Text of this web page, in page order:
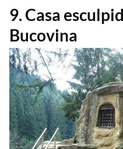
9. Casa
Bucovina